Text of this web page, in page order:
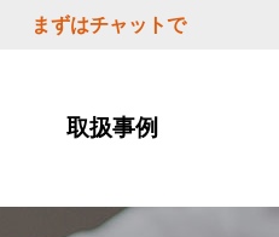
まずはチャットで
取扱事例